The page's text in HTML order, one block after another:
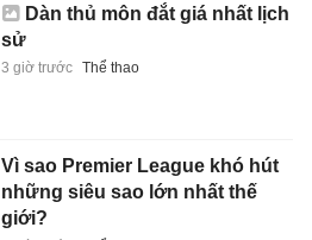
Dàn thủ môn đắt giá nhất lịch
sử
3 giờ trước Thể thao
Vì sao Premier League khó hút
những siêu sao lớn nhất thế
giới?